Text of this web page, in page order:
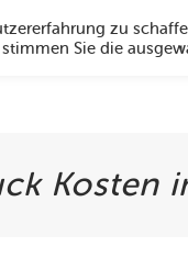
Kosten
zu
Sie die